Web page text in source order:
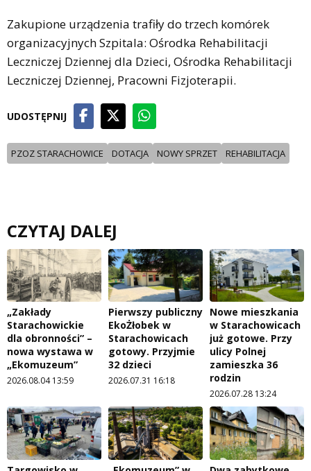
Zakupione urządzenia trafiły do trzech komórek
organizacyjnych Szpitala: Ośrodka Rehabilitacji
Leczniczej Dziennej dla Dzieci, Ośrodka Rehabilitacji
Leczniczej Dziennej, Pracowni Fizjoterapii.
UDOSTĘPNIJ
PZOZ STARACHOWICE DOTACJA NOWY SPRZET REHABILITACJA
CZYTAJ DALEJ
„Zakłady
Starachowickie
dla obronności” –
nowa wystawa w
„Ekomuzeum”
2026.08.04 13:59
Pierwszy publiczny
EkoŻłobek w
Starachowicach
gotowy. Przyjmie
32 dzieci
2026.07.31 16:18
Nowe mieszkania
w Starachowicach
już gotowe. Przy
ulicy Polnej
zamieszka 36
rodzin
2026.07.28 13:24